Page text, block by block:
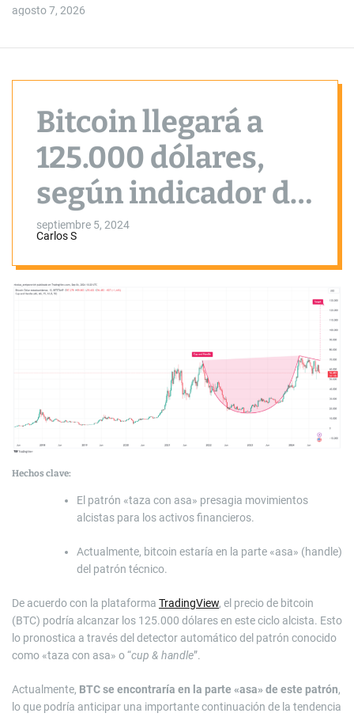
agosto 7, 2026
Bitcoin llegará a
125.000 dólares,
según indicador de
TradingView
septiembre 5, 2024
Carlos S
Hechos clave:
El patrón «taza con asa» presagia movimientos
alcistas para los activos financieros.
Actualmente, bitcoin estaría en la parte «asa» (handle)
del patrón técnico.
De acuerdo con la plataforma TradingView, el precio de bitcoin
(BTC) podría alcanzar los 125.000 dólares en este ciclo alcista. Esto
lo pronostica a través del detector automático del patrón conocido
como «taza con asa» o “cup & handle”.
Actualmente, BTC se encontraría en la parte «asa» de este patrón,
lo que podría anticipar una importante continuación de la tendencia